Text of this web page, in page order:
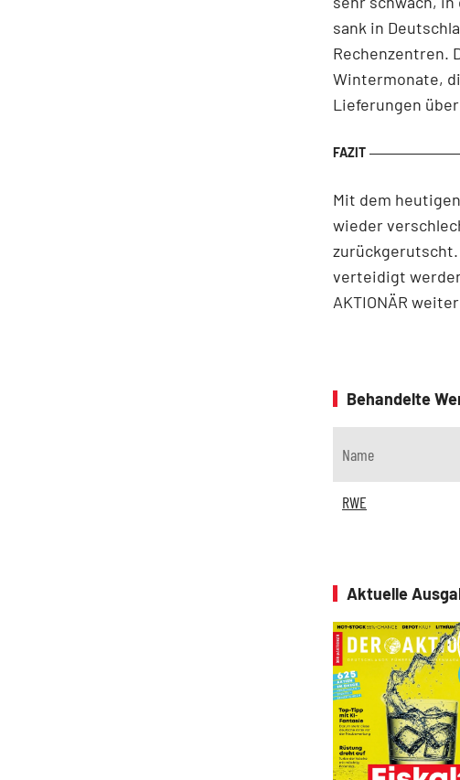
sank in
Rechenzentren.
Wintermonate,
Lieferungen
Mit dem
wieder
verteidigt
AKTIONÄR
Behandelte
Name
RWE
Aktuelle